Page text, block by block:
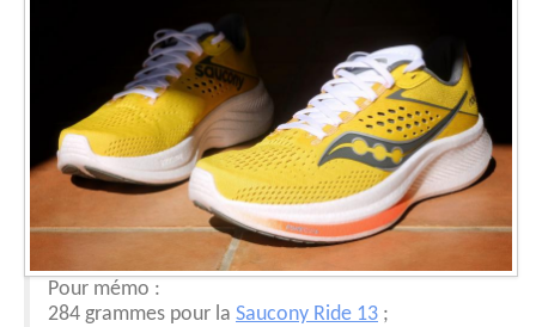
Pour mémo :
284 grammes pour la Saucony Ride 13 ;